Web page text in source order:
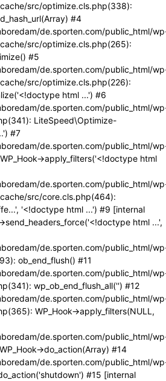
src/optimize.cls.php(338):
#4
de.sporten.com/public_html/
src/optimize.cls.php(265):
#5
de.sporten.com/public_html/
src/optimize.cls.php(226):
html ...') #6
de.sporten.com/public_html/
LiteSpeed\Optimize-
#7
de.sporten.com/public_html/
>apply_filters('<!doctype html
de.sporten.com/public_html/
src/core.cls.php(464):
'<!doctype html ...') #9 [internal
html ...',
de.sporten.com/public_html/
ob_end_flush() #11
de.sporten.com/public_html/
wp_ob_end_flush_all('') #12
de.sporten.com/public_html/
WP_Hook->apply_filters(NULL,
de.sporten.com/public_html/
>do_action(Array) #14
de.sporten.com/public_html/
#15 [internal